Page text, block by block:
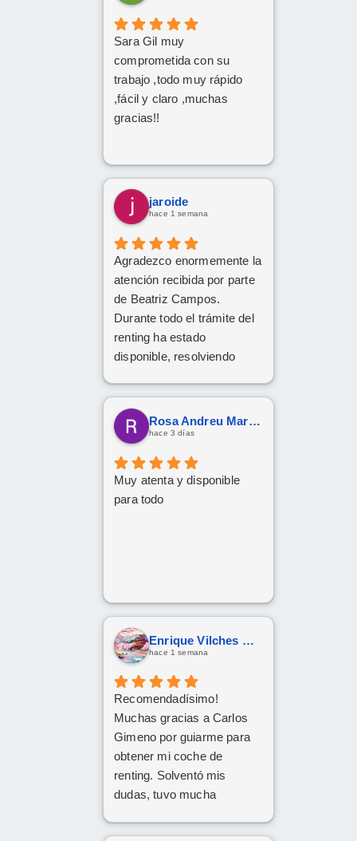
Sara Gil muy
comprometida con su
trabajo ,todo muy rápido
,fácil y claro ,muchas
gracias!!
jaroide
hace 1 semana
Agradezco enormemente la
atención recibida por parte
de Beatriz Campos.
Durante todo el trámite del
renting ha estado
disponible, resolviendo
amabilidad y mucha
claridad. La gestión ha sido
rápida y profesional. ¡Cinco
Rosa Andreu Martinez
hace 3 días
Muy atenta y disponible
para todo
Enrique Vilches García
hace 1 semana
Recomendadísimo!
Muchas gracias a Carlos
Gimeno por guiarme para
obtener mi coche de
renting. Solventó mis
dudas, tuvo mucha
encantado. Gracias Carlos!